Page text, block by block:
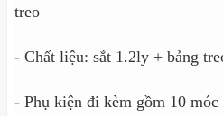
treo
- Chất liệu: sắt 1.2ly + bảng
- Phụ kiện đi kèm gồm 10 móc